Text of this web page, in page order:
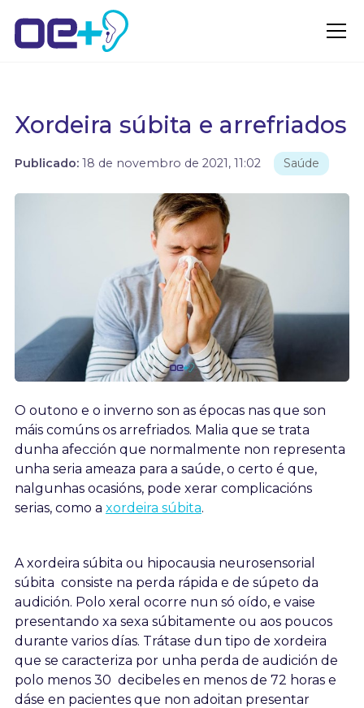
Xordeira súbita e arrefriados
Publicado: 18 de novembro de 2021, 11:02 Saúde
O outono e o inverno son as épocas nas que son
máis comúns os arrefriados. Malia que se trata
dunha afección que normalmente non representa
unha seria ameaza para a saúde, o certo é que,
nalgunhas ocasións, pode xerar complicacións
serias, como a xordeira súbita.
A xordeira súbita ou hipocausia neurosensorial
súbita consiste na perda rápida e de súpeto da
audición. Polo xeral ocorre nun só oído, e vaise
presentando xa sexa súbitamente ou aos poucos
durante varios días. Trátase dun tipo de xordeira
que se caracteriza por unha perda de audición de
polo menos 30 decibeles en menos de 72 horas e
dáse en pacientes que non adoitan presentar